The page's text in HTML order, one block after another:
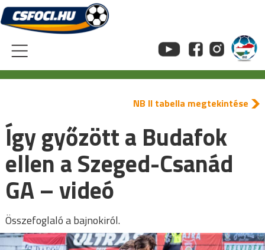
Skip
to
content
NB II tabella megtekintése
Így győzött a Budafok
ellen a Szeged-Csanád
GA – videó
Összefoglaló a bajnokiról.